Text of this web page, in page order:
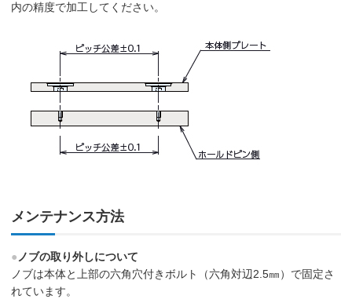
内の精度で加工してください。
メンテナンス方法
●ノブの取り外しについて
ノブは本体と上部の六角穴付きボルト（六角対辺2.5㎜）で固定さ
れています。